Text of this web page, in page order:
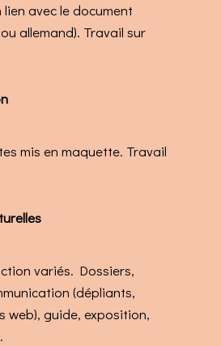
avec le document
allemand). Travail sur
mis en maquette. Travail
variés. Dossiers,
(dépliants,
web), guide, exposition,